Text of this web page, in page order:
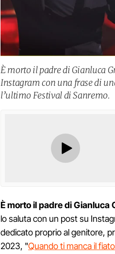
È morto il padre di Gianluca
Instagram con una frase di
l’ultimo Festival di Sanremo.
È morto il padre di Gianluca
lo saluta con un post su
dedicato proprio al genitore,
2023, "Quando ti manca il fiato